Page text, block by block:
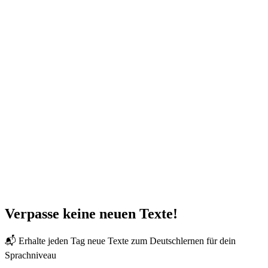
Verpasse keine neuen Texte!
📬 Erhalte jeden Tag neue Texte zum Deutschlernen für dein
Sprachniveau